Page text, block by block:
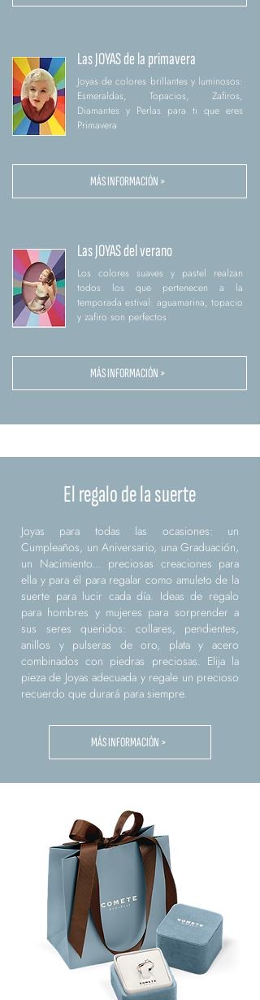
Las JOYAS de la primavera
Joyas de colores brillantes y luminosos:
Esmeraldas, Topacios, Zafiros,
Diamantes y Perlas para ti que eres
Primavera
MÁS INFORMACIÓN >
Las JOYAS del verano
Los colores suaves y pastel realzan
todos los que pertenecen a la
temporada estival: aguamarina, topacio
y zafiro son perfectos
MÁS INFORMACIÓN >
El regalo de la suerte
Joyas para todas las ocasiones: un
Cumpleaños, un Aniversario, una Graduación,
un Nacimiento... preciosas creaciones para
ella y para él para regalar como amuleto de la
suerte para lucir cada día. Ideas de regalo
para hombres y mujeres para sorprender a
sus seres queridos: collares, pendientes,
anillos y pulseras de oro, plata y acero
combinados con piedras preciosas. Elija la
pieza de Joyas adecuada y regale un precioso
recuerdo que durará para siempre.
MÁS INFORMACIÓN >